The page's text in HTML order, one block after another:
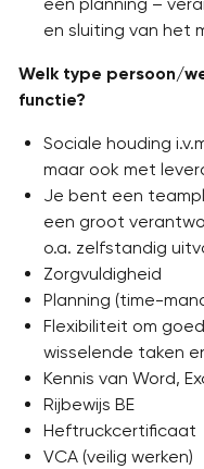
en sluiting van het
Welk type persoon/
functie?
Sociale houding
maar ook met
Je bent een
een groot
o.a. zelfstandig
Zorgvuldigheid
Planning (time-
Flexibiliteit om
wisselende taken
Kennis van Word,
Rijbewijs BE
Heftruckcertificaat
VCA (veilig werken)